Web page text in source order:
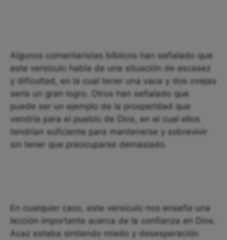
Algunos comentaristas bíblicos han señalado que
este versículo habla de una situación de escasez
y dificultad, en la cual tener una vaca y dos ovejas
sería un gran logro. Otros han señalado que
puede ser un ejemplo de la prosperidad que
vendría para el pueblo de Dios, en el cual ellos
tendrían suficiente para mantenerse y sobrevivir
sin tener que preocuparse demasiado.
En cualquier caso, este versículo nos enseña una
lección importante acerca de la confianza en Dios.
Acaz estaba sintiendo miedo y desesperación